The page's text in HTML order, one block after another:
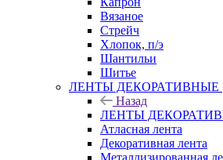
Вязаное
Стрейч
Хлопок, п/э
Шантильи
Шитье
ЛЕНТЫ ДЕКОРАТИВНЫЕ
Назад
ЛЕНТЫ
Атласная лента
Декоративная лента
Металлизированная